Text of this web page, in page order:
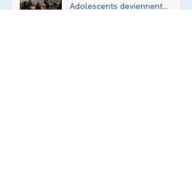
Adolescents deviennent